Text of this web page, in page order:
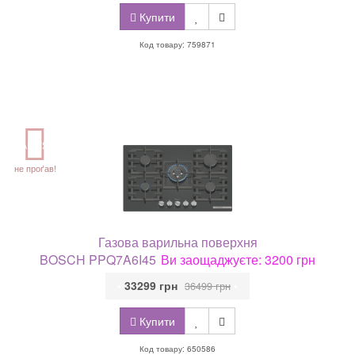
Купити
Код товару: 759871
АКЦІЯ
не проґав!
Газова варильна поверхня
BOSCH PPQ7A6I45 Ви заощаджуєте: 3200 грн
Купити
33299 грн 36499 грн
Код товару: 650586